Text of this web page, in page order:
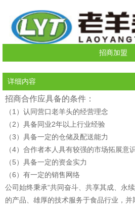
招商加盟
详细内容
招商合作应具备的条件：
（1）认同营口老羊头的经营理念
（2）具备同业2年以上行业经验
（3）具备一定的仓储及配送能力
（4）合作者本人具有较强的市场拓展意
（5）具备一定的资金实力
（6）有一定的销售网络
公司始终秉承“共同奋斗、共享其成、永
的产品、雄厚的技术服务于食品行业，